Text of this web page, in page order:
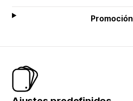
Promoción